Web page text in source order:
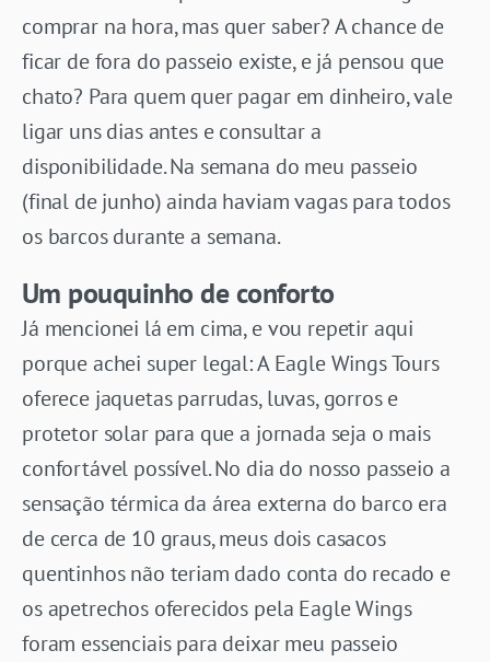
comprar na hora, mas quer saber? A chance de
ficar de fora do passeio existe, e já pensou que
chato? Para quem quer pagar em dinheiro, vale
ligar uns dias antes e consultar a
disponibilidade. Na semana do meu passeio
(final de junho) ainda haviam vagas para todos
os barcos durante a semana.
Um pouquinho de conforto
Já mencionei lá em cima, e vou repetir aqui
porque achei super legal: A Eagle Wings Tours
oferece jaquetas parrudas, luvas, gorros e
protetor solar para que a jornada seja o mais
confortável possível. No dia do nosso passeio a
sensação térmica da área externa do barco era
de cerca de 10 graus, meus dois casacos
quentinhos não teriam dado conta do recado e
os apetrechos oferecidos pela Eagle Wings
foram essenciais para deixar meu passeio